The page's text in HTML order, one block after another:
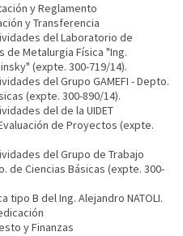
y Reglamento
y Transferencia
del Laboratorio de
de Metalurgia Física "Ing.
(expte. 300-719/14).
del Grupo GAMEFI - Depto.
(expte. 300-890/14).
del de la UIDET
de Proyectos (expte.
del Grupo de Trabajo
de Ciencias Básicas (expte. 300-
tipo B del Ing. Alejandro NATOLI.
y Finanzas